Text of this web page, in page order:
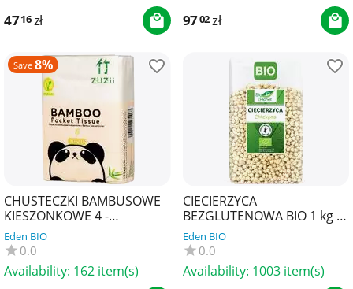
4716zł 9702zł
Save 8%
CHUSTECZKI BAMBUSOWE
KIESZONKOWE 4 -
WARSTWOWE 8 x 8 szt. -
ZUZII
Eden BIO
0.0
Availability: 162 item(s)
CIECIERZYCA
BEZGLUTENOWA BIO 1 kg -
BIO PLANET
Eden BIO
0.0
Availability: 1003 item(s)